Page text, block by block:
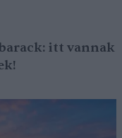
itt vannak